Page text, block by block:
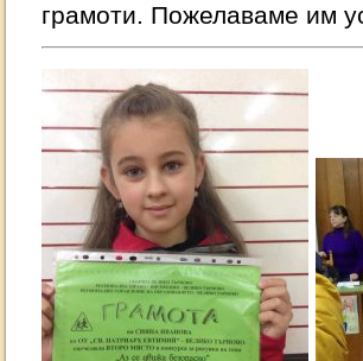
грамоти. Пожелаваме им